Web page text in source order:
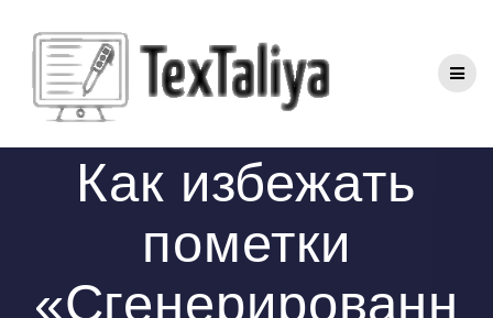
контенту
Как избежать
пометки
«Сгенерированн